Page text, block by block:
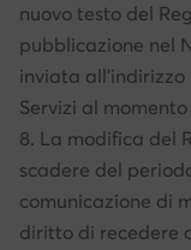
nuovo testo del
pubblicazione nel
inviata
Servizi al
8. La modifica del
scadere del
comunicazione di
diritto di recedere